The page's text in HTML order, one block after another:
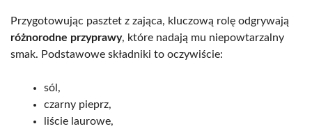
Przygotowując pasztet z zająca, kluczową rolę odgrywają
różnorodne przyprawy, które nadają mu niepowtarzalny
smak. Podstawowe składniki to oczywiście:
sól,
czarny pieprz,
liście laurowe,